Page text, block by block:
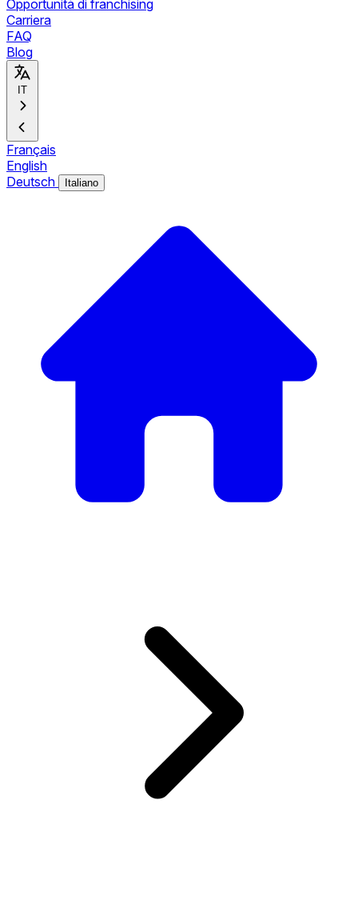
Opportunità di franchising
Carriera
FAQ
Blog
IT
Français
English
Deutsch
Italiano